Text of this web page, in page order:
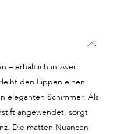
– erhältlich in zwei
den Lippen einen
eleganten Schimmer. Als
angewendet, sorgt
Die matten Nuancen